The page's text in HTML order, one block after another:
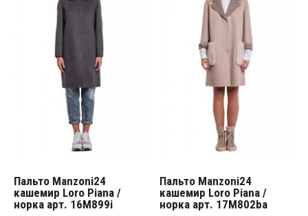
Пальто Manzoni24
кашемир Loro Piana /
норка арт. 16M899i
Пальто Manzoni24
кашемир Loro Piana /
норка арт. 17M802ba